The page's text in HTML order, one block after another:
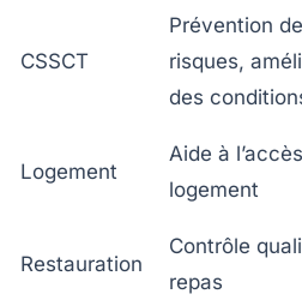
CSSCT
Prévention
risques,
des
Logement
Aide à
logement
Restauration
Contrôle
repas